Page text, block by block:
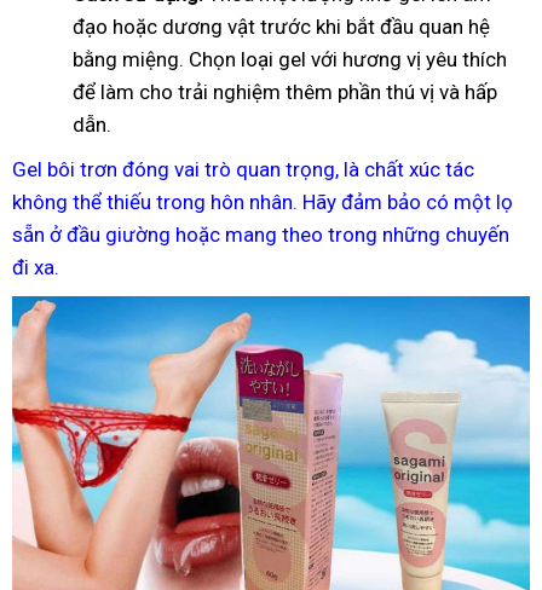
đạo hoặc dương vật trước khi bắt đầu quan hệ
bằng miệng. Chọn loại gel với hương vị yêu thích
để làm cho trải nghiệm thêm phần thú vị và hấp
dẫn.
Gel bôi trơn đóng vai trò quan trọng, là chất xúc tác
không thể thiếu trong hôn nhân. Hãy đảm bảo có một lọ
sẵn ở đầu giường hoặc mang theo trong những chuyến
đi xa.